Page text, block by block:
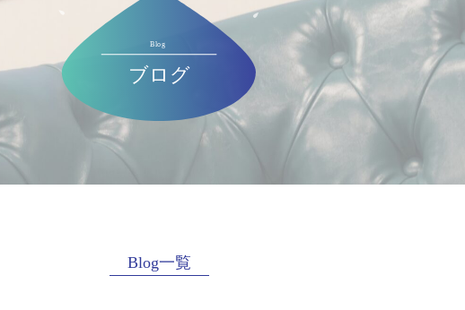
Blog一覧